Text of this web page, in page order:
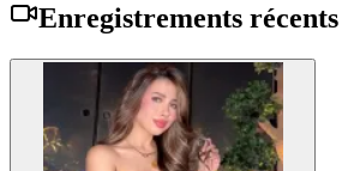
Enregistrements récents